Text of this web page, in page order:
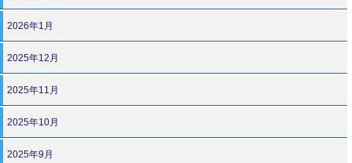
2026年1月
2025年12月
2025年11月
2025年10月
2025年9月